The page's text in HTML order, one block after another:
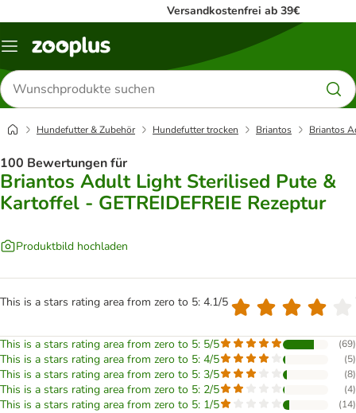
Versandkostenfrei ab 39€
Menü
Produkte
suchen
Hundefutter & Zubehör Hundefutter trocken Briantos Briantos
100 Bewertungen für
Briantos Adult Light Sterilised Pute &
Kartoffel - GETREIDEFREIE Rezeptur
Produktbild hochladen
This is a stars rating area from zero to 5: 4.1/5
This is a stars rating area from zero to 5: 5/5 (69)
This is a stars rating area from zero to 5: 4/5 (5)
This is a stars rating area from zero to 5: 3/5 (8)
This is a stars rating area from zero to 5: 2/5 (4)
This is a stars rating area from zero to 5: 1/5 (14)